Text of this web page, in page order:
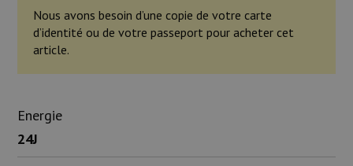
Nous avons besoin d’une copie de votre carte
d’identité ou de votre passeport pour acheter cet
article.
Energie
24J